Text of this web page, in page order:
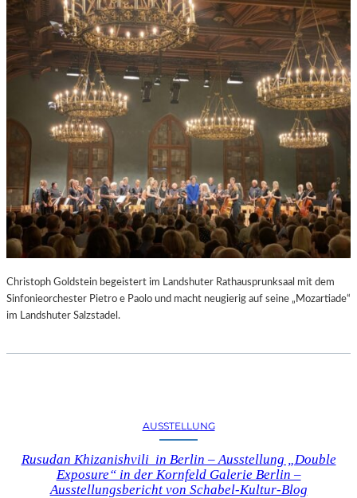
Christoph Goldstein begeistert im Landshuter Rathausprunksaal mit dem
Sinfonieorchester Pietro e Paolo und macht neugierig auf seine „Mozartiade“
im Landshuter Salzstadel.
AUSSTELLUNG
Rusudan Khizanishvili in Berlin – Ausstellung „Double
Exposure“ in der Kornfeld Galerie Berlin –
Ausstellungsbericht von Schabel-Kultur-Blog